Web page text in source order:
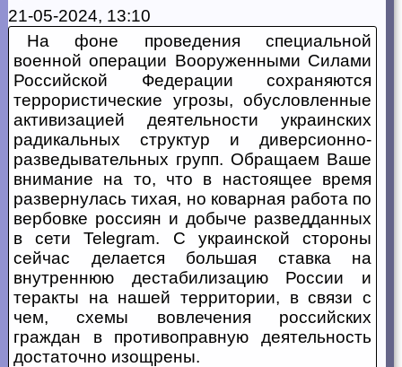
21-05-2024, 13:10
На фоне проведения специальной
военной операции Вооруженными Силами
Российской Федерации сохраняются
террористические угрозы, обусловленные
активизацией деятельности украинских
радикальных структур и диверсионно-
разведывательных групп. Обращаем Ваше
внимание на то, что в настоящее время
развернулась тихая, но коварная работа по
вербовке россиян и добыче разведданных
в сети Telegram. C украинской стороны
сейчас делается большая ставка на
внутреннюю дестабилизацию России и
теракты на нашей территории, в связи с
чем, схемы вовлечения российских
граждан в противоправную деятельность
достаточно изощрены.